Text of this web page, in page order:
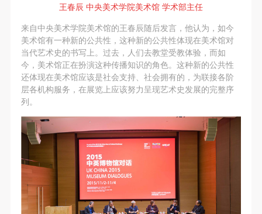
王春辰 中央美术学院美术馆 学术部主任
来自中央美术学院美术馆的王春辰随后发言，他认为，如今
美术馆有一种新的公共性，这种新的公共性体现在美术馆对
当代艺术史的书写上。过去，人们去教堂受教体验，而如
今，美术馆正在扮演这种传播知识的角色。这种新的公共性
还体现在美术馆应该是社会支持、社会拥有的，为联接各阶
层各机构服务，在展览上应该努力呈现艺术史发展的完整序
列。